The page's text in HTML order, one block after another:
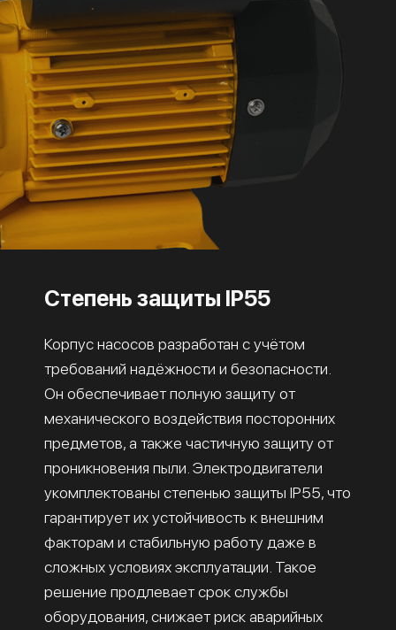
Степень защиты IP55
Корпус насосов разработан с учётом
требований надёжности и безопасности.
Он обеспечивает полную защиту от
механического воздействия посторонних
предметов, а также частичную защиту от
проникновения пыли. Электродвигатели
укомплектованы степенью защиты IP55, что
гарантирует их устойчивость к внешним
факторам и стабильную работу даже в
сложных условиях эксплуатации. Такое
решение продлевает срок службы
оборудования, снижает риск аварийных